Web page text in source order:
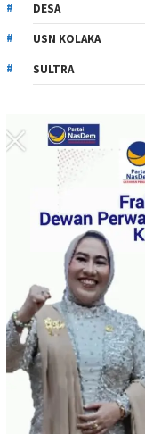
DESA
USN KOLAKA
SULTRA